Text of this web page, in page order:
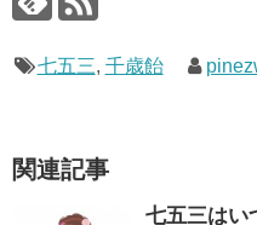
七五三, 千歳飴
関連記事
七五三はい